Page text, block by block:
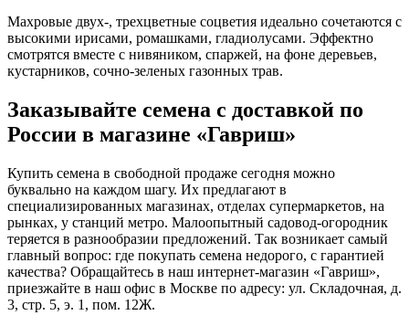
Махровые двух-, трехцветные соцветия идеально сочетаются с
высокими ирисами, ромашками, гладиолусами. Эффектно
смотрятся вместе с нивяником, спаржей, на фоне деревьев,
кустарников, сочно-зеленых газонных трав.
Заказывайте семена с доставкой по
России в магазине «Гавриш»
Купить семена в свободной продаже сегодня можно
буквально на каждом шагу. Их предлагают в
специализированных магазинах, отделах супермаркетов, на
рынках, у станций метро. Малоопытный садовод-огородник
теряется в разнообразии предложений. Так возникает самый
главный вопрос: где покупать семена недорого, с гарантией
качества? Обращайтесь в наш интернет-магазин «Гавриш»,
приезжайте в наш офис в Москве по адресу: ул. Складочная, д.
3, стр. 5, э. 1, пом. 12Ж.